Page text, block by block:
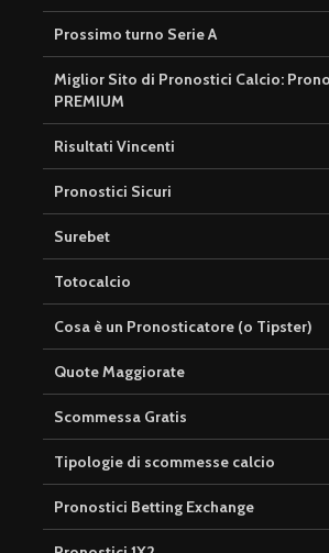
Prossimo turno Serie A
Miglior Sito di Pronostici Calcio:
PREMIUM
Risultati Vincenti
Pronostici Sicuri
Surebet
Totocalcio
Cosa è un Pronosticatore (o Tipster)
Quote Maggiorate
Scommessa Gratis
Tipologie di scommesse calcio
Pronostici Betting Exchange